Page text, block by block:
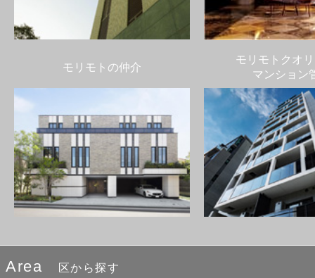
モリモトの仲介
モリモトクオ
マンション
Area 区から探す